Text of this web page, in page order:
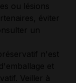
ou lésions
éviter
un
n'est
et
Veiller à